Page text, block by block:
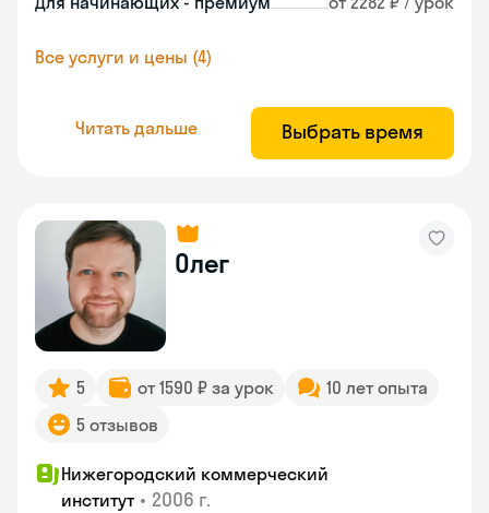
Все услуги и цены (4)
Читать дальше Выбрать время
Олег
5 от 1590 ₽ за урок
10 лет опыта
5 отзывов
Нижегородский коммерческий
институт • 2006 г.